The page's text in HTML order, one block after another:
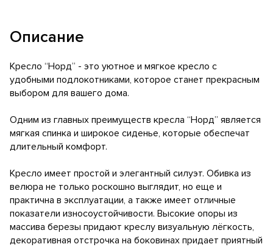
Описание
Кресло “Норд” - это уютное и мягкое кресло с
удобными подлокотниками, которое станет прекрасным
выбором для вашего дома.
Одним из главных преимуществ кресла “Норд” является
мягкая спинка и широкое сиденье, которые обеспечат
длительный комфорт.
Кресло имеет простой и элегантный силуэт. Обивка из
велюра не только роскошно выглядит, но еще и
практична в эксплуатации, а также имеет отличные
показатели износоустойчивости. Высокие опоры из
массива березы придают креслу визуальную лёгкость,
декоративная отстрочка на боковинах придает приятный